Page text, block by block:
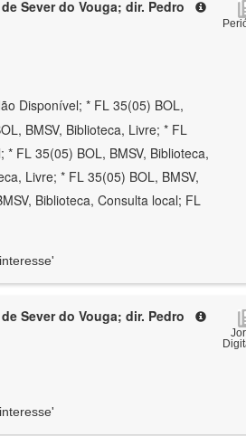
Sever do Vouga; dir. Pedro
Disponível; * FL 35(05) BOL,
BMSV, Biblioteca, Livre; * FL
FL 35(05) BOL, BMSV, Biblioteca,
Livre; * FL 35(05) BOL, BMSV,
Biblioteca, Consulta local; FL
Sever do Vouga; dir. Pedro